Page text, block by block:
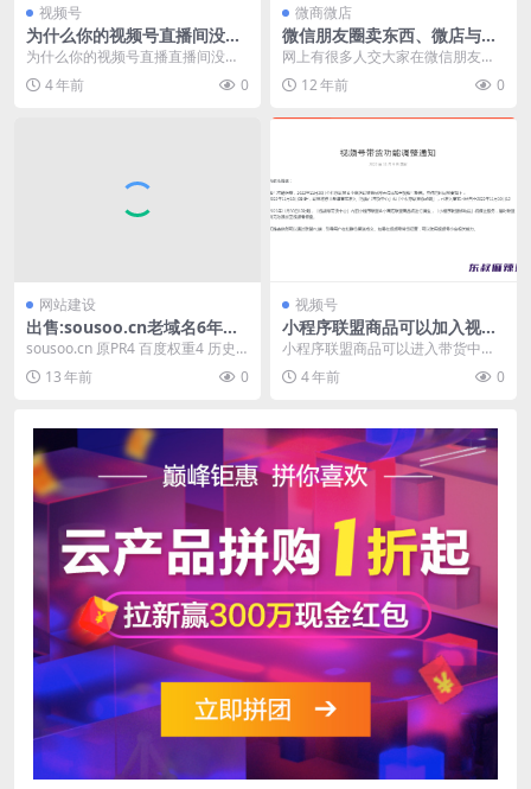
视频号
为什么你的视频号直播间没
人？人越来越少？
为什么你的视频号直播直播间没
人？王小三说最近视频号直播间的
人越来越少，你千万别急...
4 年前 0
微商微店
微信朋友圈卖东西、微店与淘
宝开店的区别
网上有很多人交大家在微信朋友圈
卖东西，其实是为了给自己发展更
多朋友圈代理，诸如各...
12 年前 0
网站建设
出售:sousoo.cn老域名6年半
N久没维护了PR3百度权重2百
sousoo.cn 原PR4 百度权重4 历史
最高流量1万以上； 后老备案信息
被...13 年前 0
视频号
小程序联盟商品可以加入视频
号橱窗和带货中心吗？
小程序联盟商品可以进入带货中
心，找视频号达人合作通过橱窗带
货分销吗？ 有了明确答...
4 年前 0